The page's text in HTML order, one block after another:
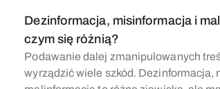
Dezinformacja, misinformacja i
czym się różnią?
Podawanie dalej zmanipulowanych
wyrządzić wiele szkód. Dezinformacja,